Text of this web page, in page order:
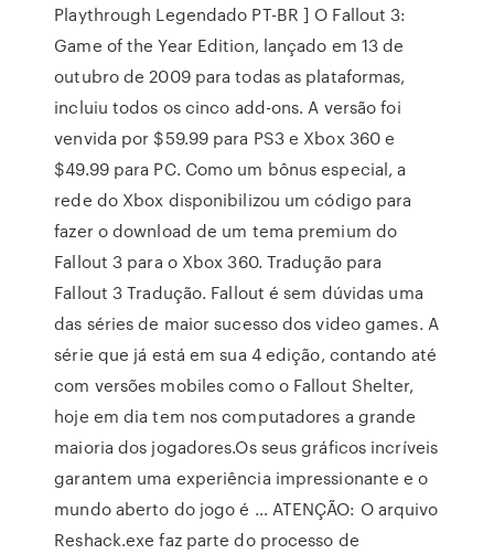
Playthrough Legendado PT-BR ] O Fallout 3:
Game of the Year Edition, lançado em 13 de
outubro de 2009 para todas as plataformas,
incluiu todos os cinco add-ons. A versão foi
venvida por $59.99 para PS3 e Xbox 360 e
$49.99 para PC. Como um bônus especial, a
rede do Xbox disponibilizou um código para
fazer o download de um tema premium do
Fallout 3 para o Xbox 360. Tradução para
Fallout 3 Tradução. Fallout é sem dúvidas uma
das séries de maior sucesso dos video games. A
série que já está em sua 4 edição, contando até
com versões mobiles como o Fallout Shelter,
hoje em dia tem nos computadores a grande
maioria dos jogadores.Os seus gráficos incríveis
garantem uma experiência impressionante e o
mundo aberto do jogo é … ATENÇÃO: O arquivo
Reshack.exe faz parte do processo de